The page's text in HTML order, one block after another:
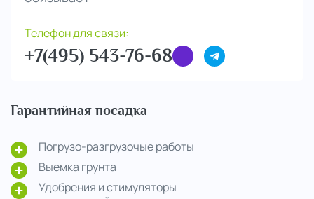
Телефон для связи:
+7(495) 543-76-68
Гарантийная посадка
Погрузо-разгрузочые работы
Выемка грунта
Удобрения и стимуляторы